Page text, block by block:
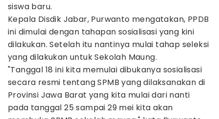
siswa baru.
Kepala Disdik Jabar, Purwanto mengatakan, PPDB
ini dimulai dengan tahapan sosialisasi yang kini
dilakukan. Setelah itu nantinya mulai tahap seleksi
yang dilakukan untuk Sekolah Maung.
"Tanggal 18 ini kita memulai dibukanya sosialisasi
secara resmi tentang SPMB yang dilaksanakan di
Provinsi Jawa Barat yang kita mulai dari nanti
pada tanggal 25 sampai 29 mei kita akan